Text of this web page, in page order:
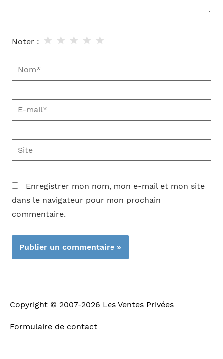
Noter : ★
★
★
★
★
Nom*
E-
mail*
Site
Enregistrer mon nom, mon e-mail et mon site
dans le navigateur pour mon prochain
commentaire.
Copyright © 2007-2026 Les Ventes Privées
Formulaire de contact